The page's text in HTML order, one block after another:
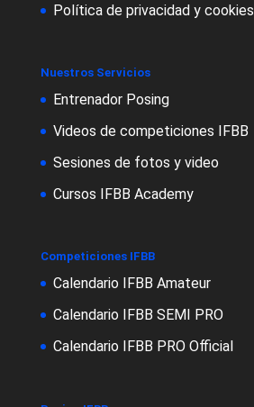
Política de privacidad y cookies
Nuestros Servicios
Entrenador Posing
Videos de competiciones IFBB
Sesiones de fotos y video
Cursos IFBB Academy
Competiciones IFBB
Calendario IFBB Amateur
Calendario IFBB SEMI PRO
Calendario IFBB PRO Official